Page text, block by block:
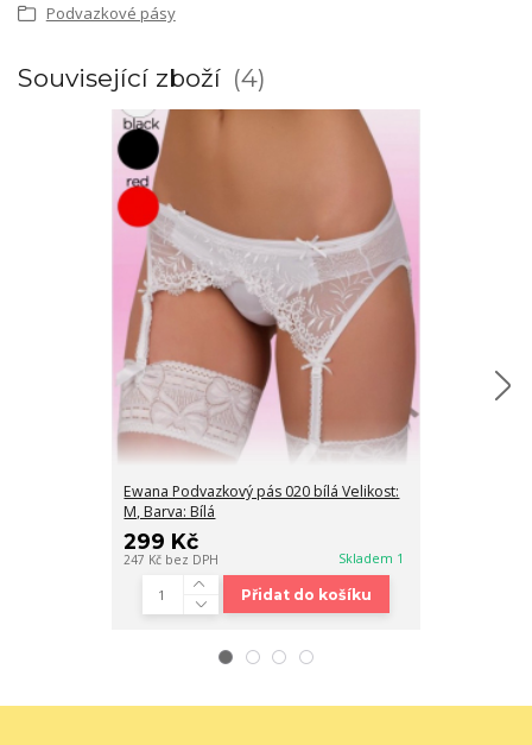
Podvazkové pásy
Související zboží 4
Ewana Podvazkový pás 020 bílá Velikost:
M, Barva: Bílá
299 Kč
247 Kč bez DPH Skladem 1
Přidat do košíku